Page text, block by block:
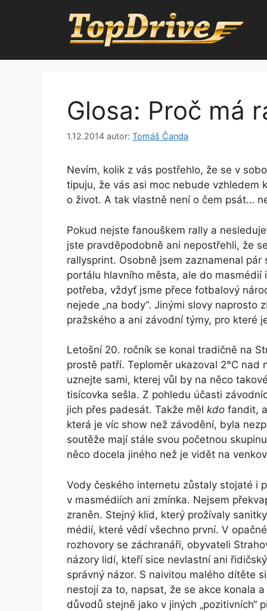
Glosa: Proč má
1.12.2014 autor: Tomáš Čanda
Nevím, kolik z vás postřehlo, že se v
tipuju, že vás asi moc nebude vzhledem
o život. A tak vlastně není o čem psát…
Pokud nejste fanouškem rally a
jste pravděpodobně ani nepostřehli, že
rallysprint. Osobně jsem zaznamenal
portálu hlavního města, ale do
potřeba, vždyť jsme přece fotbalový
nejede „na body“. Jinými slovy
pražského a ani závodní týmy, pro které
Letošní 20. ročník se konal tradičně na
prostě patří. Teploměr ukazoval 2°C
uznejte sami, kterej vůl by na něco
tisícovka sešla. Z pohledu účasti
jich přes padesát. Takže měl kdo fandit,
která je víc show než závodění, byla
soutěže mají stále svou početnou
něco docela jiného než je vidět na
Vody českého internetu zůstaly stojaté i
v masmédiích ani zmínka. Nejsem
zraněn. Stejný klid, který prožívaly
médií, které vědí všechno první. V
rozhovory se záchranáři, obyvateli
názory lidí, kteří sice nevlastní ani
správný názor. S naivitou malého dítěte
nestojí za to, napsat, že se akce konala
důvodů stejně jako v jiných „pozitivních“